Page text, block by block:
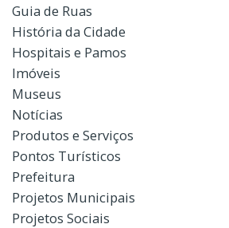
Guia de Ruas
História da Cidade
Hospitais e Pamos
Imóveis
Museus
Notícias
Produtos e Serviços
Pontos Turísticos
Prefeitura
Projetos Municipais
Projetos Sociais